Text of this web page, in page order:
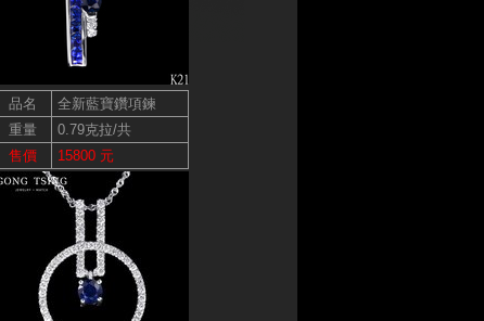
品名
全新藍寶鑽項鍊
重量
0.79克拉/共
售價
15800 元